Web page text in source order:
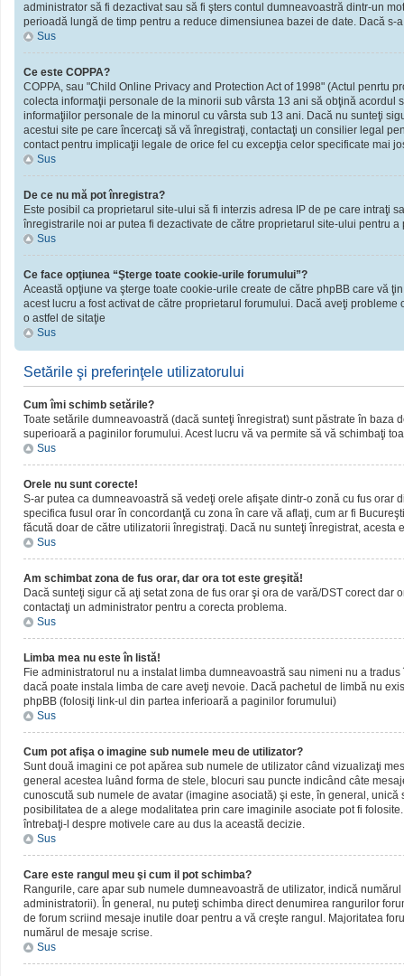
administrator să fi dezactivat sau să fi şters contul dumneavoastră dintr-un
perioadă lungă de timp pentru a reduce dimensiunea bazei de date. Dacă
Sus
Ce este COPPA?
COPPA, sau "Child Online Privacy and Protection Act of 1998" (Actul penrtu
colecta informaţii personale de la minorii sub vârsta 13 ani să obţină
informaţiilor personale de la minorul cu vârsta sub 13 ani. Dacă nu sunteţi
acestui site pe care încercaţi să vă înregistraţi, contactaţi un consilier legal
contact pentru implicaţii legale de orice fel cu excepţia celor specificate mai
Sus
De ce nu mă pot înregistra?
Este posibil ca proprietarul site-ului să fi interzis adresa IP de pe care intraţi
înregistrarile noi ar putea fi dezactivate de către proprietarul site-ului pentru
Sus
Ce face opţiunea “Şterge toate cookie-urile forumului”?
Această opţiune va şterge toate cookie-urile create de către phpBB care vă
acest lucru a fost activat de către proprietarul forumului. Dacă aveţi
o astfel de sitaţie
Sus
Setările şi preferinţele utilizatorului
Cum îmi schimb setările?
Toate setările dumneavoastră (dacă sunteţi înregistrat) sunt păstrate în
superioară a paginilor forumului. Acest lucru vă va permite să vă schimbaţi
Sus
Orele nu sunt corecte!
S-ar putea ca dumneavoastră să vedeţi orele afişate dintr-o zonă cu fus
specifica fusul orar în concordanţă cu zona în care vă aflaţi, cum ar fi
făcută doar de către utilizatorii înregistraţi. Dacă nu sunteţi înregistrat, acesta
Sus
Am schimbat zona de fus orar, dar ora tot este greşită!
Dacă sunteţi sigur că aţi setat zona de fus orar şi ora de vară/DST corect
contactaţi un administrator pentru a corecta problema.
Sus
Limba mea nu este în listă!
Fie administratorul nu a instalat limba dumneavoastră sau nimeni nu a
dacă poate instala limba de care aveţi nevoie. Dacă pachetul de limbă nu
phpBB (folosiţi link-ul din partea inferioară a paginilor forumului)
Sus
Cum pot afişa o imagine sub numele meu de utilizator?
Sunt două imagini ce pot apărea sub numele de utilizator când vizualizaţi
general acestea luând forma de stele, blocuri sau puncte indicând câte
cunoscută sub numele de avatar (imagine asociată) şi este, în general,
posibilitatea de a alege modalitatea prin care imaginile asociate pot fi
întrebaţi-l despre motivele care au dus la această decizie.
Sus
Care este rangul meu şi cum il pot schimba?
Rangurile, care apar sub numele dumneavoastră de utilizator, indică
administratorii). În general, nu puteţi schimba direct denumirea rangurilor
de forum scriind mesaje inutile doar pentru a vă creşte rangul. Majoritatea
numărul de mesaje scrise.
Sus